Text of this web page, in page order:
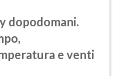
dopodomani.
e venti